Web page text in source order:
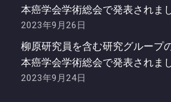
本癌学会学術総会で発表されま
2023年9月26日
柳原研究員を含む研究グループ
本癌学会学術総会で発表されま
2023年9月24日